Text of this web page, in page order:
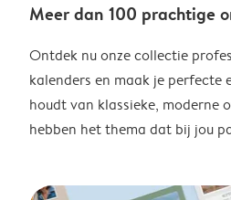
Meer dan 100 prachtige
Ontdek nu onze collectie
kalenders en maak je perfecte
houdt van klassieke, moderne
hebben het thema dat bij jou